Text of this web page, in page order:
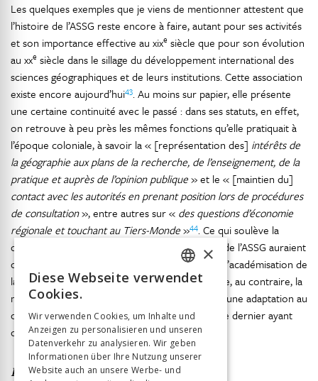
Les quelques exemples que je viens de mentionner attestent que
l’histoire de l’ASSG reste encore à faire, autant pour ses activités
et son importance effective au xixe siècle que pour son évolution
au xxe siècle dans le sillage du développement international des
sciences géographiques et de leurs institutions. Cette association
existe encore aujourd’hui43. Au moins sur papier, elle présente
une certaine continuité avec le passé : dans ses statuts, en effet,
on retrouve à peu près les mêmes fonctions qu’elle pratiquait à
l’époque coloniale, à savoir la « [représentation des] intérêts de
la géographie aux plans de la recherche, de l’enseignement, de la
pratique et auprès de l’opinion publique» et le « [maintien du]
contact avec les autorités en prenant position lors de procédures
de consultation», entre autres sur « des questions d’économie
régionale et touchant au Tiers-Monde»44. Ce qui soulève la
question de savoir dans quelle mesure les buts de l’ASSG auraient
changé au fil du temps en raison du processus d’académisation de
la discipline géographique, et dans quelle mesure, au contraire, la
mise à jour de ces mêmes objectifs ne serait qu’une adaptation au
contexte économico-politique contemporain, ce dernier ayant
changé plus sur la forme que sur le fond.
En guise de conclusion
FRENCH
ITALIAN
×
Diese Webseite verwendet
Cookies.
Wir verwenden Cookies, um Inhalte und
Anzeigen zu personalisieren und unseren
Datenverkehr zu analysieren. Wir geben
Informationen über Ihre Nutzung unserer
Website auch an unsere Werbe- und